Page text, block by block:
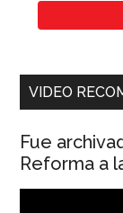
VIDEO
Fue
Reforma a